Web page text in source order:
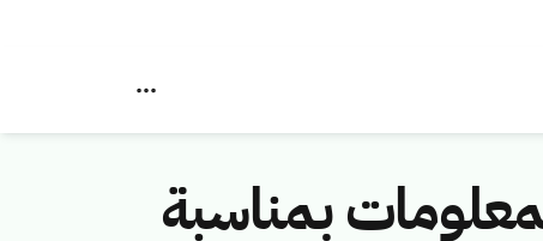
بمناسبة